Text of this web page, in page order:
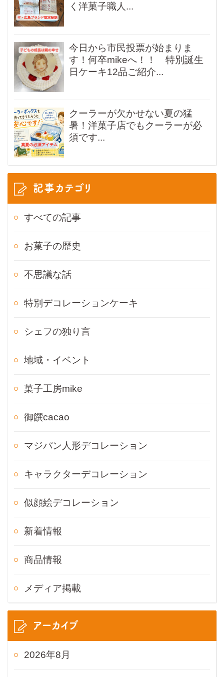
く洋菓子職人...
今日から市民投票が始まりま
す！何卒mikeへ！！ 特別誕生
日ケーキ12品ご紹介...
クーラーが欠かせない夏の猛
暑！洋菓子店でもクーラーが必
須です...
記事カテゴリ
すべての記事
お菓子の歴史
不思議な話
特別デコレーションケーキ
シェフの独り言
地域・イベント
菓子工房mike
御饌cacao
マジパン人形デコレーション
キャラクターデコレーション
似顔絵デコレーション
新着情報
商品情報
メディア掲載
アーカイブ
2026年8月